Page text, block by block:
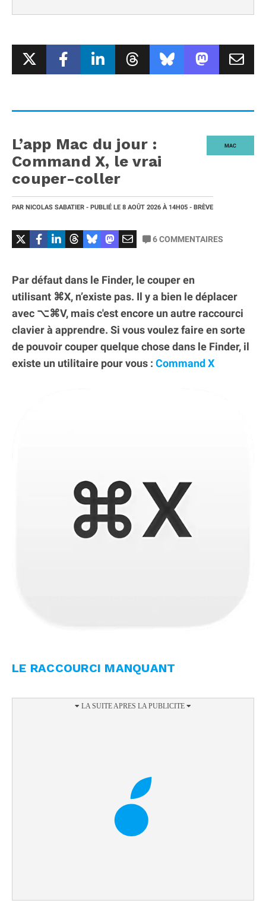
MAC
L’app Mac du jour :
Command X, le vrai
couper-coller
PAR NICOLAS SABATIER - PUBLIÉ LE 8 AOÛT 2026 À 14H05 - BRÈVE
6COMMENTAIRES
Par défaut dans le Finder, le couper en
utilisant ⌘X, n’existe pas. Il y a bien le déplacer
avec ⌥⌘V, mais c'est encore un autre raccourci
clavier à apprendre. Si vous voulez faire en sorte
de pouvoir couper quelque chose dans le Finder, il
existe un utilitaire pour vous : Command X
LE RACCOURCI MANQUANT